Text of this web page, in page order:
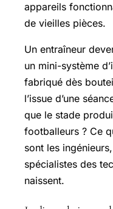
appareils
de vieilles pièces.
Un entraîneur
un mini-système
fabriqué dès
l’issue d’une
que le stade
footballeurs ? Ce
sont les
spécialistes des
naissent.